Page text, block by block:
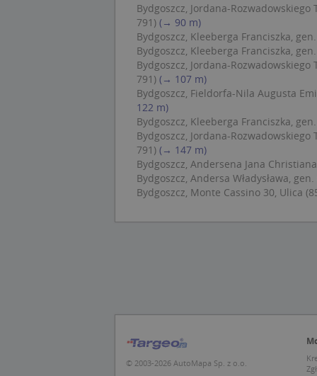
Bydgoszcz, Jordana-Rozwadowskiego
791) (→ 90 m)
Bydgoszcz, Kleeberga Franciszka,
Bydgoszcz, Kleeberga Franciszka,
Bydgoszcz, Jordana-Rozwadowskiego
791) (→ 107 m)
Bydgoszcz, Fieldorfa-Nila Augusta
122 m)
Bydgoszcz, Kleeberga Franciszka,
Bydgoszcz, Jordana-Rozwadowskiego
791) (→ 147 m)
Bydgoszcz, Andersena Jana
Bydgoszcz, Andersa Władysława,
Bydgoszcz, Monte Cassino 30, Ulica
© 2003-2026 AutoMapa Sp. z o.o.
Nazwa
_ga_DEEKR6C5LV
_ga
_clck
MUID
test_cookie
IDE